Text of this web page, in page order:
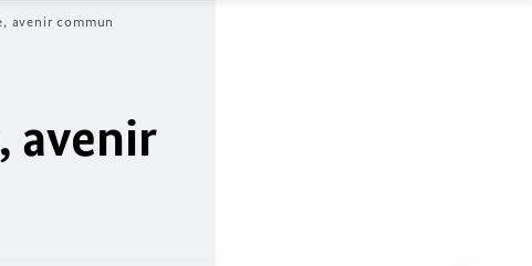
avenir commun
avenir